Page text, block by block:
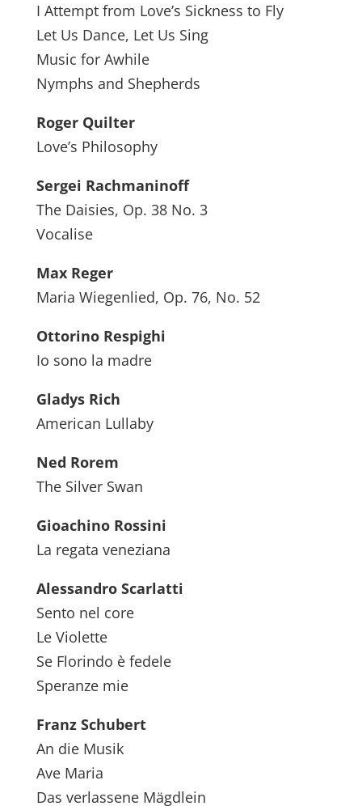
I Attempt from Love’s Sickness to Fly
Let Us Dance, Let Us Sing
Music for Awhile
Nymphs and Shepherds
Roger Quilter
Love’s Philosophy
Sergei Rachmaninoff
The Daisies, Op. 38 No. 3
Vocalise
Max Reger
Maria Wiegenlied, Op. 76, No. 52
Ottorino Respighi
Io sono la madre
Gladys Rich
American Lullaby
Ned Rorem
The Silver Swan
Gioachino Rossini
La regata veneziana
Alessandro Scarlatti
Sento nel core
Le Violette
Se Florindo è fedele
Speranze mie
Franz Schubert
An die Musik
Ave Maria
Das verlassene Mägdlein